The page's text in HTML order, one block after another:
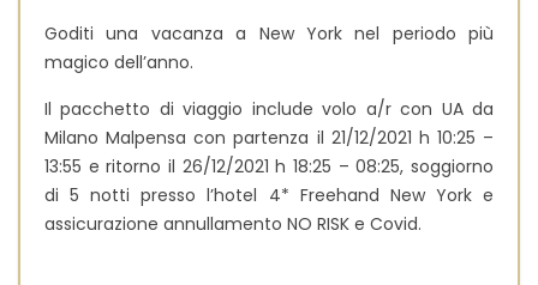
Goditi una vacanza a New York nel periodo più
magico dell’anno.
Il pacchetto di viaggio include volo a/r con UA da
Milano Malpensa con partenza il 21/12/2021 h 10:25 –
13:55 e ritorno il 26/12/2021 h 18:25 – 08:25, soggiorno
di 5 notti presso l’hotel 4* Freehand New York e
assicurazione annullamento NO RISK e Covid.